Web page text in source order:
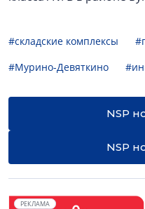
#складские комплексы
#Мурино-Девяткино
NSP
NSP
РЕКЛАМА